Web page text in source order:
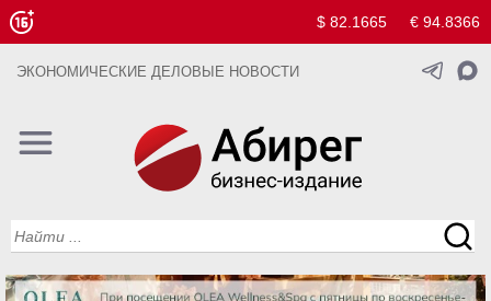
$ 82.1665 € 94.8366
ЭКОНОМИЧЕСКИЕ ДЕЛОВЫЕ НОВОСТИ